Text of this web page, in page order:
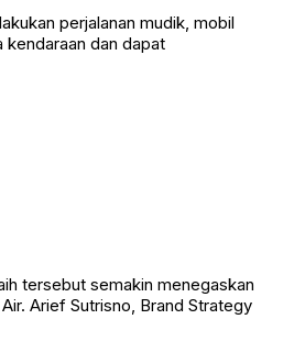
perjalanan mudik, mobil
kendaraan dan dapat
tersebut semakin menegaskan
Arief Sutrisno, Brand Strategy